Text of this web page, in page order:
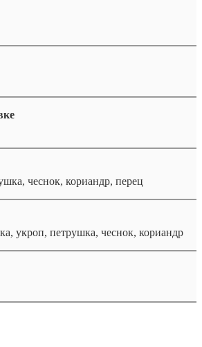
чеснок, кориандр, перец
укроп, петрушка, чеснок, кориандр